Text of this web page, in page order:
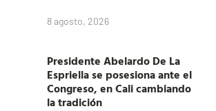
8 agosto, 2026
Presidente Abelardo De La
Espriella se posesiona ante el
Congreso, en Cali cambiando
la tradición